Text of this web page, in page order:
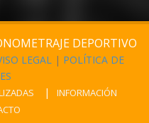
DEPORTIVO
LEGAL | POLÍTICA DE
INFORMACIÓN